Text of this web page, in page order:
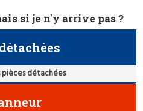
si je n'y arrive pas ?
détachées